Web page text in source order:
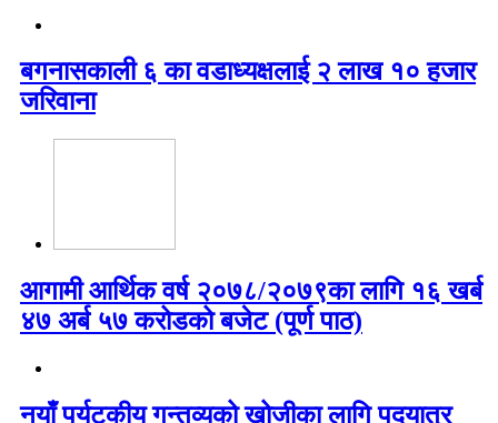
बगनासकाली ६ का वडाध्यक्षलाई २ लाख १० हजार
जरिवाना
आगामी आर्थिक वर्ष २०७८/२०७९का लागि १६ खर्ब
४७ अर्ब ५७ करोडको बजेट (पूर्ण पाठ)
नयाँ पर्यटकीय गन्तव्यको खोजीका लागि पदयात्र